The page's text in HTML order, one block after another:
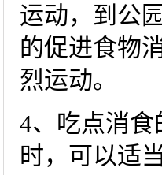
运动，到公
的促进食物
烈运动。
4、吃点消
时，可以适